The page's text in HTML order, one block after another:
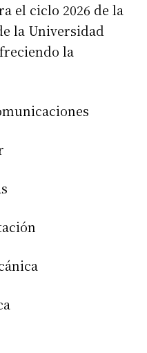
el ciclo 2026 de la
la Universidad
la